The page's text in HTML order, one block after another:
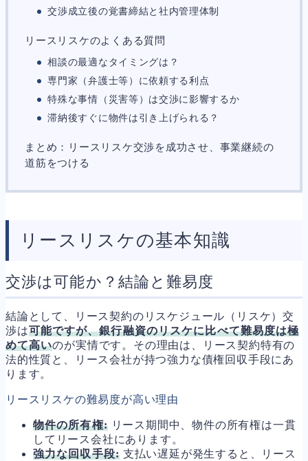
事業運営374
品質・リコール49
情報漏洩・サイバー
事業再編
69
手続664
私的整理142
債権者対応19
換価・競売54
交渉成立後の覚書締結と社内管理体制
リースリスケのよくある質問
相談の最適なタイミングは？
専門家（弁護士等）に依頼する利点
特殊な事情（災害等）は交渉に影響するか
滞納後すぐに物件は引き上げられる？
まとめ：リースリスケ交渉を成功させ、事業継続の
道筋をつける
リースリスケの基本知識
交渉は可能か？結論と難易度
結論として、リース契約のリスケジュール（リスケ）交
渉は可能ですが、銀行融資のリスケに比べて難易度は極
めて高いのが実情です。その理由は、リース契約特有の
法的性質と、リース会社が持つ強力な債権回収手段にあ
ります。
リースリスケの難易度が高い理由
物件の所有権:リース期間中、物件の所有権は一貫
してリース会社にあります。
強力な回収手段:支払い遅延が発生すると、リース